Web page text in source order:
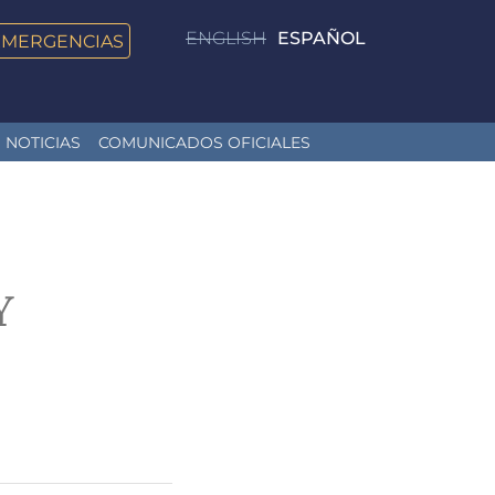
ENGLISH ESPAÑOL
NOTICIAS COMUNICADOS OFICIALES